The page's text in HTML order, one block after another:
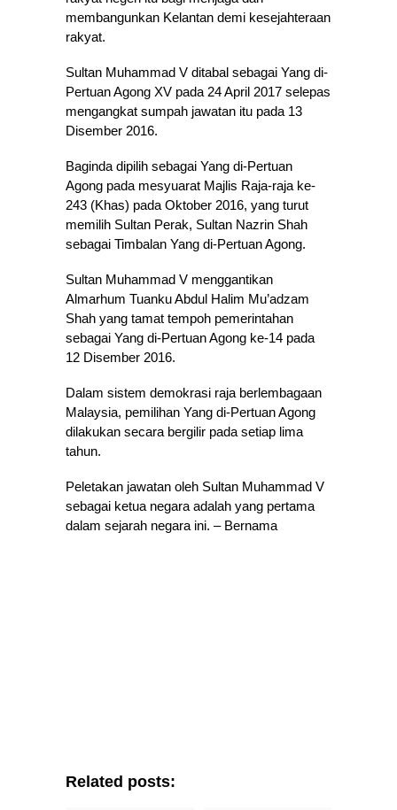
membangunkan Kelantan demi kesejahteraan
rakyat.
Sultan Muhammad V ditabal sebagai Yang di-
Pertuan Agong XV pada 24 April 2017 selepas
mengangkat sumpah jawatan itu pada 13
Disember 2016.
Baginda dipilih sebagai Yang di-Pertuan
Agong pada mesyuarat Majlis Raja-raja ke-
243 (Khas) pada Oktober 2016, yang turut
memilih Sultan Perak, Sultan Nazrin Shah
sebagai Timbalan Yang di-Pertuan Agong.
Sultan Muhammad V menggantikan
Almarhum Tuanku Abdul Halim Mu’adzam
Shah yang tamat tempoh pemerintahan
sebagai Yang di-Pertuan Agong ke-14 pada
12 Disember 2016.
Dalam sistem demokrasi raja berlembagaan
Malaysia, pemilihan Yang di-Pertuan Agong
dilakukan secara bergilir pada setiap lima
tahun.
Peletakan jawatan oleh Sultan Muhammad V
sebagai ketua negara adalah yang pertama
dalam sejarah negara ini. – Bernama
Related posts: